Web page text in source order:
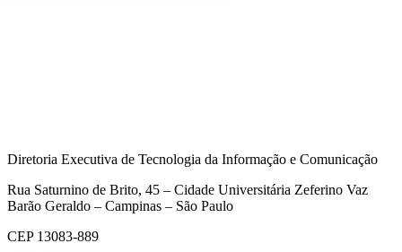
Diretoria Executiva de Tecnologia da Informação e Comunicação
Rua Saturnino de Brito, 45 – Cidade Universitária Zeferino Vaz
Barão Geraldo – Campinas – São Paulo
CEP 13083-889